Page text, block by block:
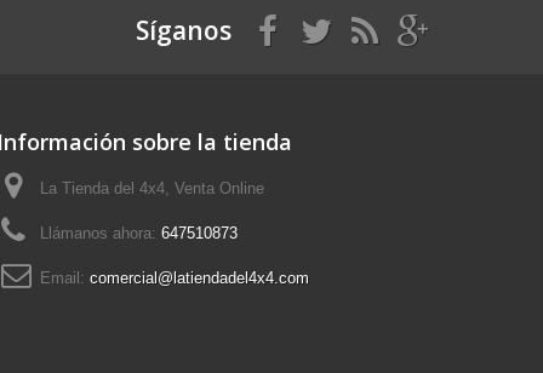
Síganos
Información sobre la tienda
La Tienda del 4x4, Venta Online
Llámanos ahora: 647510873
Email: comercial@latiendadel4x4.com